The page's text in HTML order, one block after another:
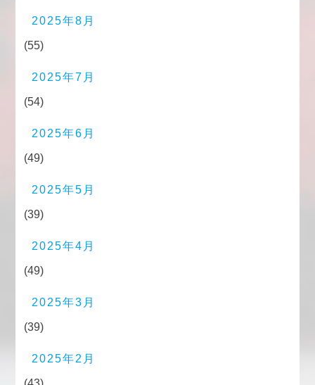
2025年8月
(55)
2025年7月
(54)
2025年6月
(49)
2025年5月
(39)
2025年4月
(49)
2025年3月
(39)
2025年2月